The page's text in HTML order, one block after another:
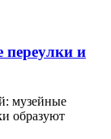
и
музейные
образуют